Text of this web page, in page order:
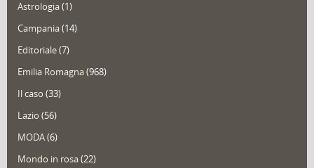
Astrologia(1)
Campania(14)
Editoriale(7)
Emilia Romagna(968)
Il caso (33)
Lazio (56)
MODA(6)
Mondo in rosa(22)